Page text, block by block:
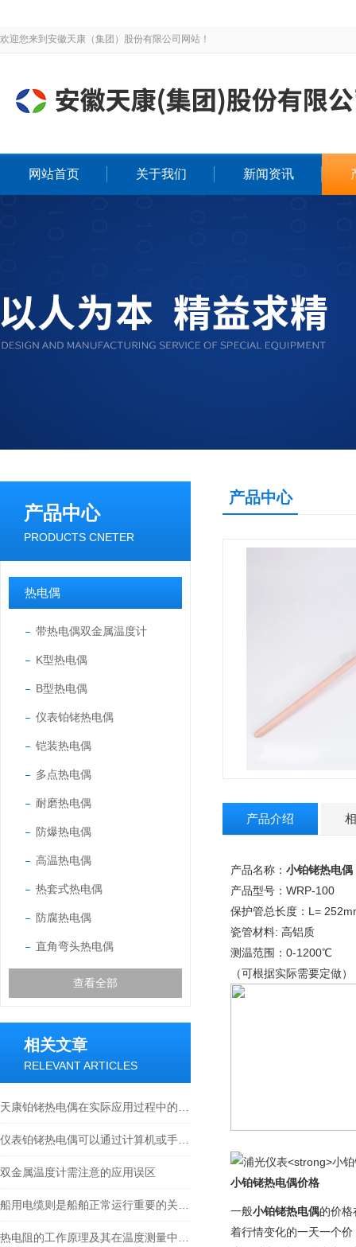
欢迎您来到安徽天康（集团）股份有限公司网站！
网站首页 关于我们 新闻资讯
产品中心
PRODUCTS CNETER
热电偶
带热电偶双金属温度计
K型热电偶
B型热电偶
仪表铂铑热电偶
铠装热电偶
多点热电偶
耐磨热电偶
防爆热电偶
高温热电偶
热套式热电偶
防腐热电偶
直角弯头热电偶
查看全部
相关文章
RELEVANT ARTICLES
双金属温度计需注意的应用误区
产品中心
产品介绍
产品名称： 小铂铑热电偶
产品型号：WRP-100
保护管总长度：L=
瓷管材料: 高铝质
测温范围：0-1200℃
（可根据实际需要定做）
小铂铑热电偶价格
一般小铂铑热电偶的价
着行情变化的一天一个